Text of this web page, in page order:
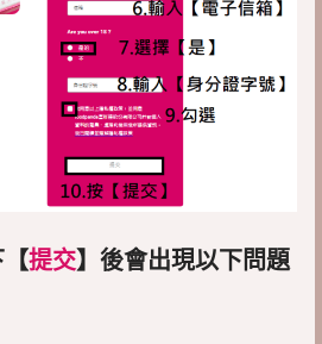
提交】後會出現以下問題